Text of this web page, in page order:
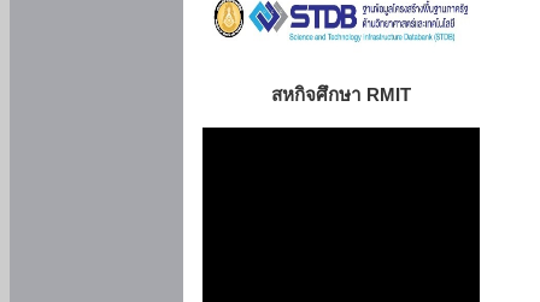
สหกิจศึกษา RMIT